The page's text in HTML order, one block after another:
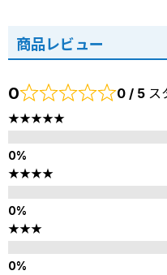
商品レビュー
0 0 / 5 ス
★★★★★
★★★★
★★★